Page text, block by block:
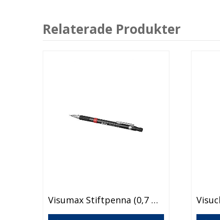
Relaterade Produkter
här
produkten
Visumax Stiftpenna (0,7 Mm)